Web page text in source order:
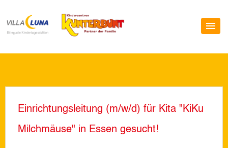
Einrichtungsleitung (m/w/d) für Kita "KiKu
Milchmäuse" in Essen gesucht!